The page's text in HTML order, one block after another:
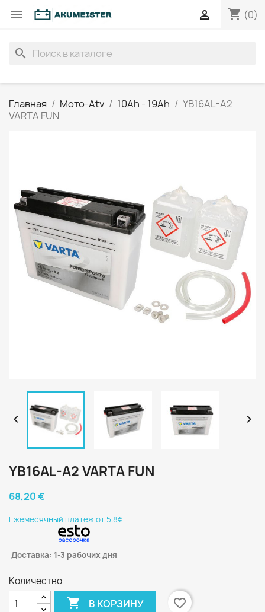
 shopping_cart (0)

search
Главная Мото-Atv 10Ah - 19Ah
YB16AL-A2
VARTA FUN
 
YB16AL-A2 VARTA FUN
68,20 €
Eжемесячный платеж от 5.8€
Доставка: 1-3 рабочих дня
Количество
 В КОРЗИНУ
favorite_border